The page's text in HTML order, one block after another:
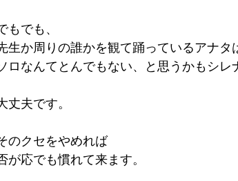
もでも、
生か周りの誰かを観て踊っているアナタ
ロなんてとんでもない、と思うかもシレ
丈夫です。
のクセをやめれば
が応でも慣れて来ます。